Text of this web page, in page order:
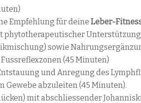
Empfehlung für deine Leber-
phytotherapeutischer Unterstützung
sowie
(45 Minuten)
und Anregung des
Gewebe abzuleiten (45 Minuten).
mit abschliessender